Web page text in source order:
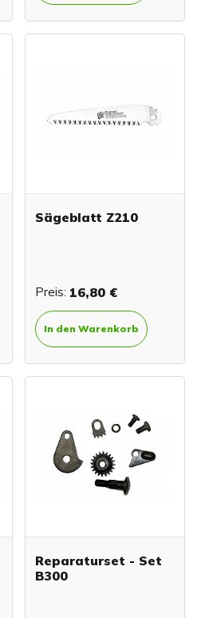
Sägeblatt Z210
Preis: 16,80 €
In den Warenkorb
Reparaturset - Set
B300